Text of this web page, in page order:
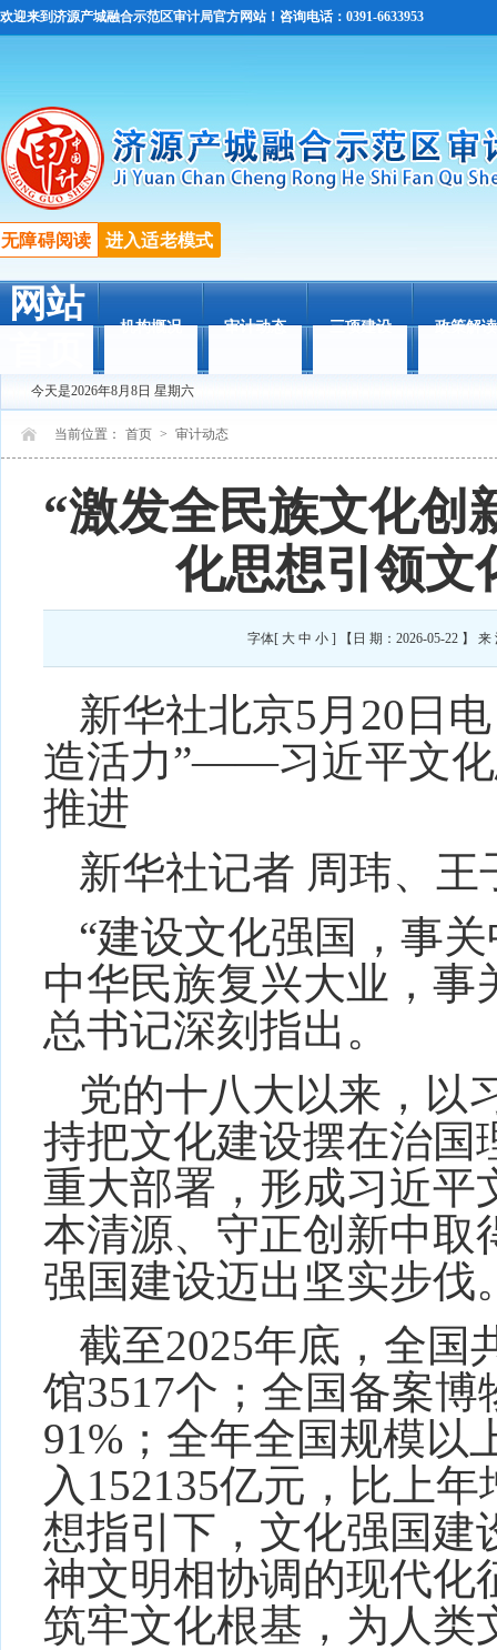
欢迎来到济源产城融合示范区审计局官方网站！咨询电话：0391-6633953
无障碍阅读 进入适老模式
网站
机构概况 审计动态 三项建设 政策解读
今天是2026年8月8日 星期六
当前位置： 首页 > 审计动态
“激发全民族文化
化思想引领文
字体[ 大 中 小] 【日 期：2026-05-22 】
新华社北京5月20日
造活力”——习近平文化
推进
新华社记者 周玮、王
“建设文化强国，事
中华民族复兴大业，事
总书记深刻指出。
党的十八大以来，以
持把文化建设摆在治国
重大部署，形成习近平
本清源、守正创新中取
强国建设迈出坚实步伐
截至2025年底，全国
馆3517个；全国备案
91%；全年全国规模以
入152135亿元，比上
想指引下，文化强国建
神文明相协调的现代化
筑牢文化根基，为人类